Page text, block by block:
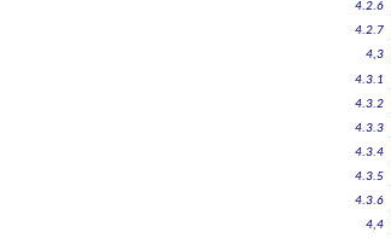
4.2.6
4.2.7
4,3
4.3.1
4.3.2
4.3.3
4.3.4
4.3.5
4.3.6
4,4